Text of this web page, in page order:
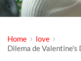
Home
love
Dilema de Valentine's